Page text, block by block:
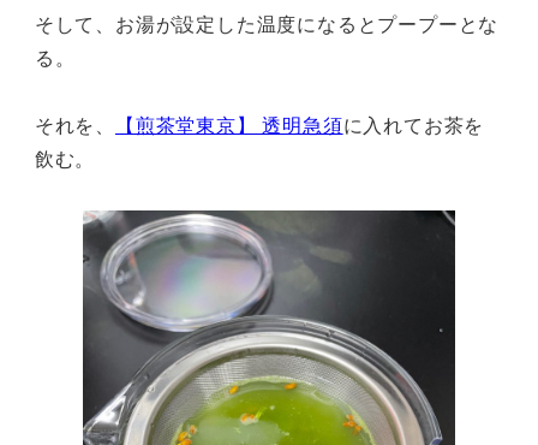
そして、お湯が設定した温度になるとプープーとな
る。
それを、 【煎茶堂東京】 透明急須に入れてお茶を
飲む。